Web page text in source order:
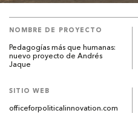
NOMBRE DE PROYECTO
Pedagogías más que humanas:
nuevo proyecto de Andrés
Jaque
SITIO WEB
officeforpoliticalinnovation.com